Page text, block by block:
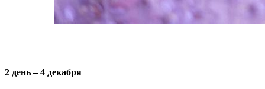
2 день – 4 декабря